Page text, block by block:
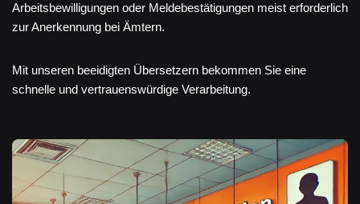
Arbeitsbewilligungen oder Meldebestätigungen meist erforderlich
zur Anerkennung bei Ämtern.
Mit unseren beeidigten Übersetzern bekommen Sie eine
schnelle und vertrauenswürdige Verarbeitung.